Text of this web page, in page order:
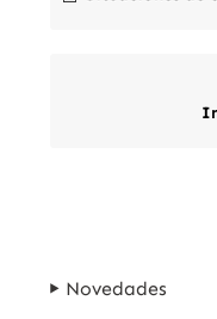
Novedades